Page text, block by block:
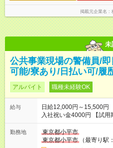
掲載元企業名
未
公共事業現場の警備員/
可能/寮あり/日払い可/履
アルバイト 職種未経験OK
給与
日給12,000円～15,500円
入社祝い
勤務地
東京都小平市
東京都小平市
（最寄り駅